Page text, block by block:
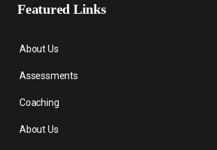
Featured Links
About Us
Assessments
Coaching
About Us